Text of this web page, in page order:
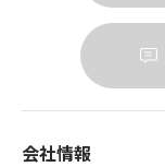
会社情報